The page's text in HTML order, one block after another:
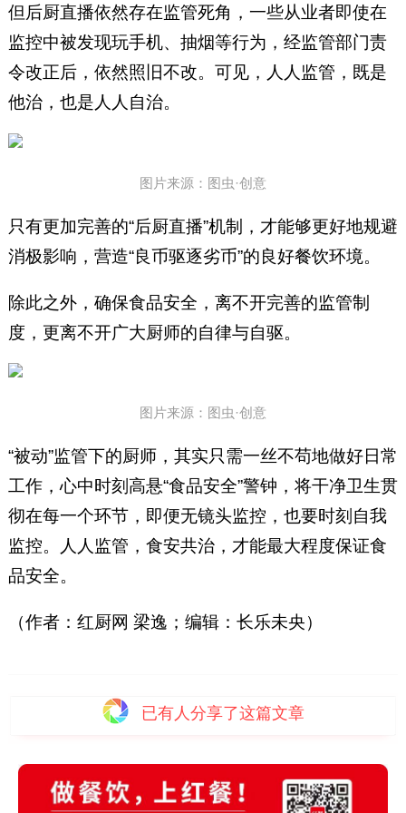
但后厨直播依然存在监管死角，一些从业者即使在
监控中被发现玩手机、抽烟等行为，经监管部门责
令改正后，依然照旧不改。可见，人人监管，既是
他治，也是人人自治。
图片来源：图虫·创意
只有更加完善的“后厨直播”机制，才能够更好地规避
消极影响，营造“良币驱逐劣币”的良好餐饮环境。
除此之外，确保食品安全，离不开完善的监管制
度，更离不开广大厨师的自律与自驱。
图片来源：图虫·创意
“被动”监管下的厨师，其实只需一丝不苟地做好日常
工作，心中时刻高悬“食品安全”警钟，将干净卫生贯
彻在每一个环节，即便无镜头监控，也要时刻自我
监控。人人监管，食安共治，才能最大程度保证食
品安全。
（作者：红厨网 梁逸； 编辑：长乐未央）
已有 人分享了这篇文章